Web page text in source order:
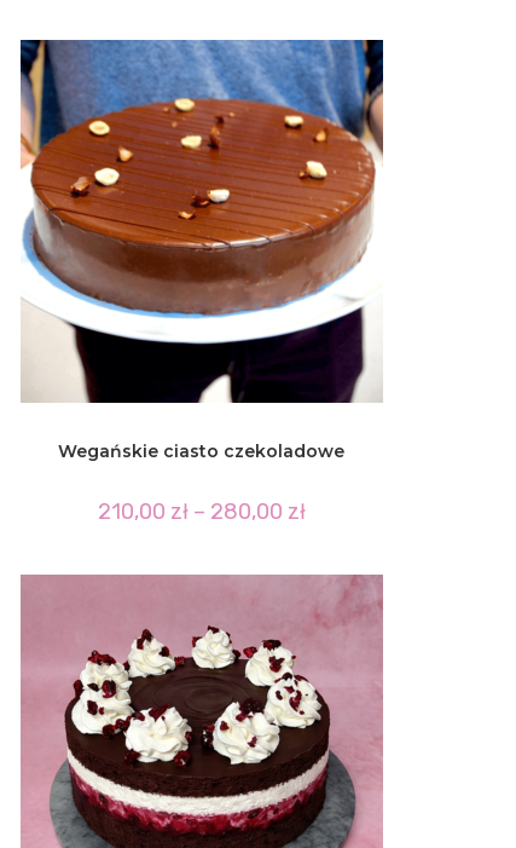
Wegańskie ciasto czekoladowe
210,00 zł – 280,00 złZakres
cen:
do
280,00 zł